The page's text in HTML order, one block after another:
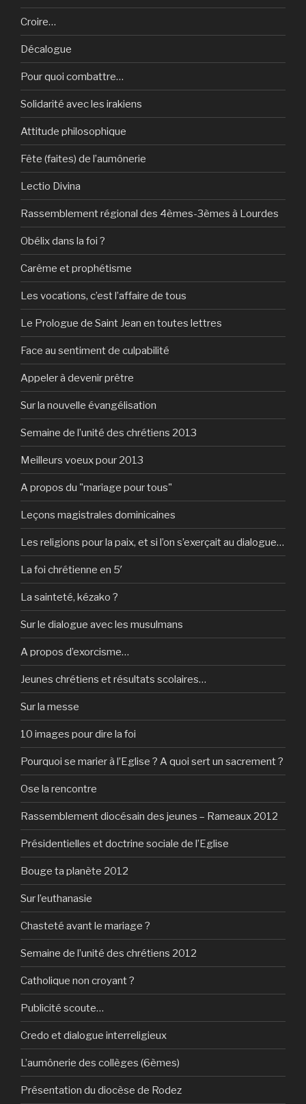
Croire…
Décalogue
Pour quoi combattre…
Solidarité avec les irakiens
Attitude philosophique
Fête (faites) de l’aumônerie
Lectio Divina
Rassemblement régional des 4èmes-3èmes à Lourdes
Obélix dans la foi ?
Carême et prophétisme
Les vocations, c’est l’affaire de tous
Le Prologue de Saint Jean en toutes lettres
Face au sentiment de culpabilité
Appeler à devenir prêtre
Sur la nouvelle évangélisation
Semaine de l’unité des chrétiens 2013
Meilleurs voeux pour 2013
A propos du "mariage pour tous"
Leçons magistrales dominicaines
Les religions pour la paix, et si l’on s’exerçait au dialogue…
La foi chrétienne en 5′
La sainteté, kézako ?
Sur le dialogue avec les musulmans
A propos d’exorcisme…
Jeunes chrétiens et résultats scolaires…
Sur la messe
10 images pour dire la foi
Pourquoi se marier à l’Eglise ? A quoi sert un sacrement ?
Ose la rencontre
Rassemblement diocésain des jeunes – Rameaux 2012
Présidentielles et doctrine sociale de l’Eglise
Bouge ta planète 2012
Sur l’euthanasie
Chasteté avant le mariage ?
Semaine de l’unité des chrétiens 2012
Catholique non croyant ?
Publicité scoute…
Credo et dialogue interreligieux
L’aumônerie des collèges (6èmes)
Présentation du diocèse de Rodez